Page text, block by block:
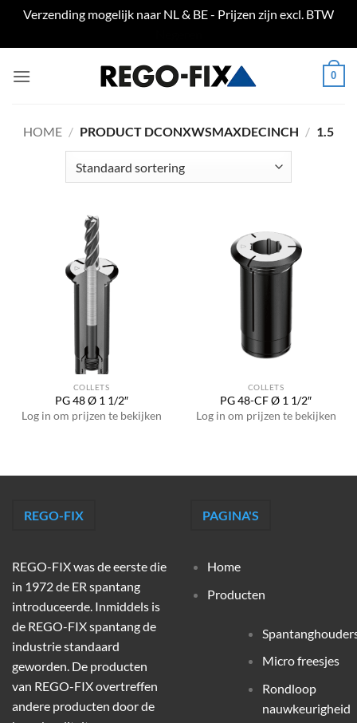
Verzending mogelijk naar NL & BE - Prijzen zijn excl. BTW
naar
0
HOME / PRODUCT DCONXWSMAXDECINCH / 1.5
COLLETS
PG 48 Ø 1 1/2″
Log in om prijzen te bekijken
COLLETS
PG 48-CF Ø 1 1/2″
Log in om prijzen te bekijken
REGO-FIX
REGO-FIX was de eerste die
in 1972 de ER spantang
introduceerde. Inmiddels is
de REGO-FIX spantang de
industrie standaard
geworden. De producten
van REGO-FIX overtreffen
andere producten door de
PAGINA'S
Home
Producten
Micro freesjes
Rondloop
nauwkeurigheid